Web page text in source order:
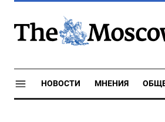
НОВОСТИ МНЕНИЯ